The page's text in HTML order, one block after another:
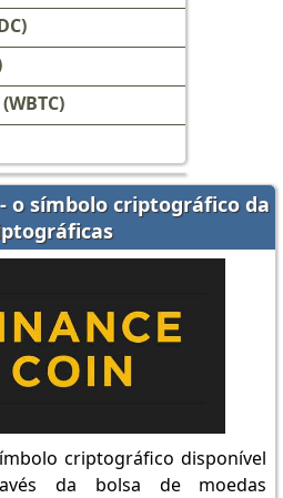
o símbolo criptográfico da
criptográfico disponível
da bolsa de moedas